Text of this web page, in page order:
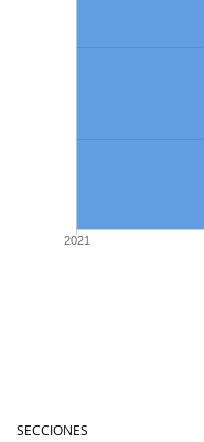
2021
SECCIONES